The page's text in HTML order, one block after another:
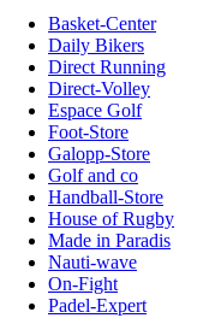
Basket-Center
Daily Bikers
Direct Running
Direct-Volley
Espace Golf
Foot-Store
Galopp-Store
Golf and co
Handball-Store
House of Rugby
Made in Paradis
Nauti-wave
On-Fight
Padel-Expert